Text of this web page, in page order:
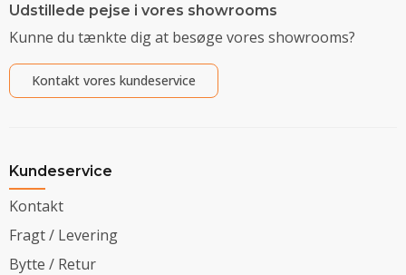
Udstillede pejse i vores showrooms
Kunne du tænkte dig at besøge vores showrooms?
Kontakt vores kundeservice
Kundeservice
Kontakt
Fragt / Levering
Bytte / Retur